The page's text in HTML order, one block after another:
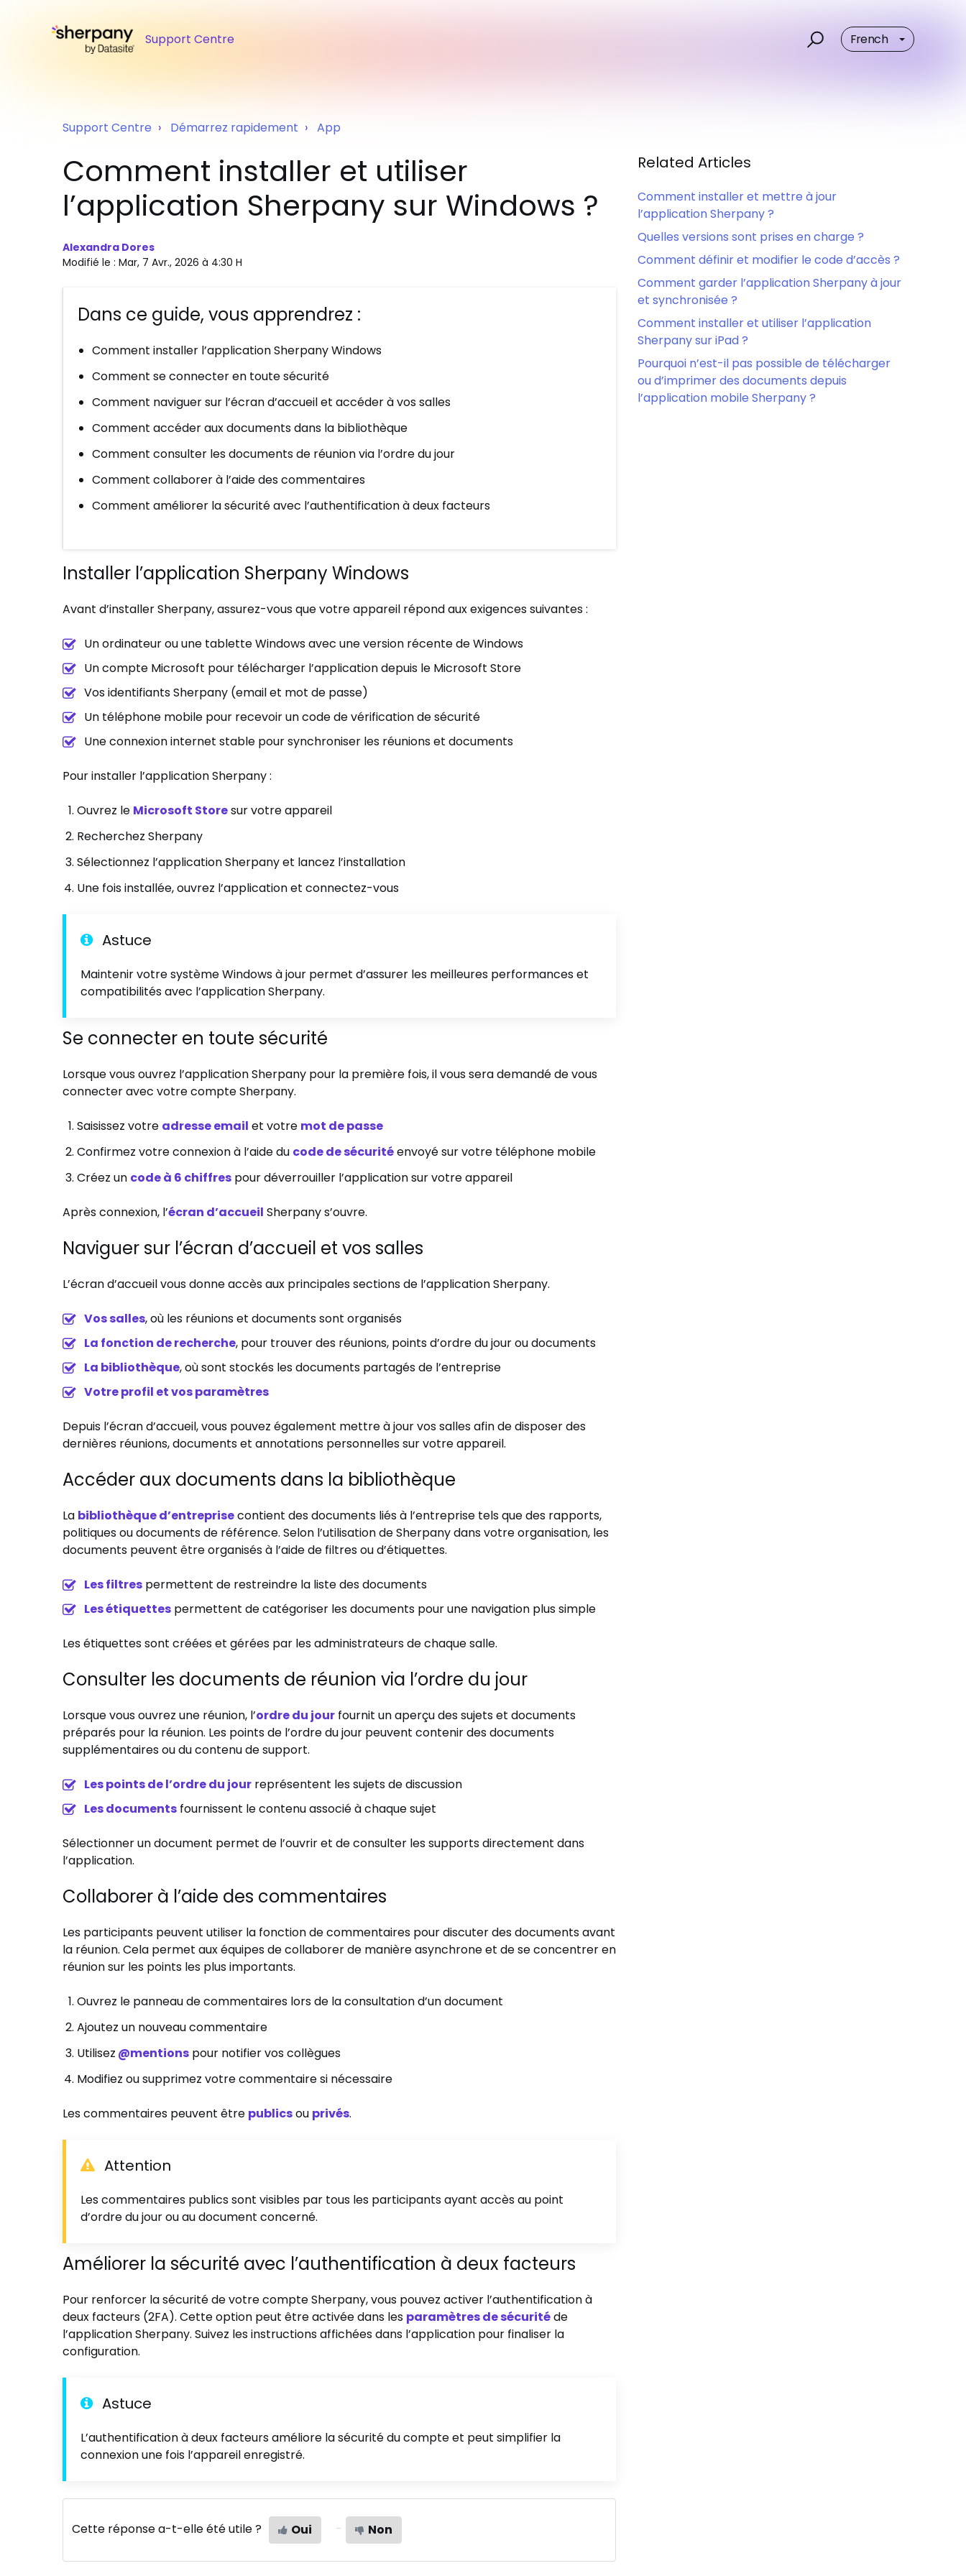
Support Centre French
Support Centre Démarrez rapidement App
Comment installer et utiliser
l’application Sherpany sur Windows ?
Alexandra Dores
Modifié le : Mar, 7 Avr., 2026 à 4:30 H
Dans ce guide, vous apprendrez :
Comment installer l’application Sherpany Windows
Comment se connecter en toute sécurité
Comment naviguer sur l’écran d’accueil et accéder à vos salles
Comment accéder aux documents dans la bibliothèque
Comment consulter les documents de réunion via l’ordre du jour
Comment collaborer à l’aide des commentaires
Comment améliorer la sécurité avec l’authentification à deux facteurs
Installer l’application Sherpany Windows
Avant d’installer Sherpany, assurez-vous que votre appareil répond aux exigences suivantes :
Un ordinateur ou une tablette Windows avec une version récente de Windows
Un compte Microsoft pour télécharger l’application depuis le Microsoft Store
Vos identifiants Sherpany (email et mot de passe)
Un téléphone mobile pour recevoir un code de vérification de sécurité
Une connexion internet stable pour synchroniser les réunions et documents
Pour installer l’application Sherpany :
Ouvrez le Microsoft Storesur votre appareil
Recherchez Sherpany
Sélectionnez l’application Sherpany et lancez l’installation
Une fois installée, ouvrez l’application et connectez-vous
Astuce
Maintenir votre système Windows à jour permet d’assurer les meilleures performances et
compatibilités avec l’application Sherpany.
Se connecter en toute sécurité
Lorsque vous ouvrez l’application Sherpany pour la première fois, il vous sera demandé de vous
connecter avec votre compte Sherpany.
Saisissez votre adresse email et votre mot de passe
Confirmez votre connexion à l’aide du code de sécuritéenvoyé sur votre téléphone mobile
Créez un code à 6 chiffres pour déverrouiller l’application sur votre appareil
Après connexion, l’écran d’accueil Sherpany s’ouvre.
Naviguer sur l’écran d’accueil et vos salles
L’écran d’accueil vous donne accès aux principales sections de l’application Sherpany.
Vos salles, où les réunions et documents sont organisés
La fonction de recherche, pour trouver des réunions, points d’ordre du jour ou documents
La bibliothèque, où sont stockés les documents partagés de l’entreprise
Votre profil et vos paramètres
Depuis l’écran d’accueil, vous pouvez également mettre à jour vos salles afin de disposer des
dernières réunions, documents et annotations personnelles sur votre appareil.
Accéder aux documents dans la bibliothèque
La bibliothèque d’entreprisecontient des documents liés à l’entreprise tels que des rapports,
politiques ou documents de référence. Selon l’utilisation de Sherpany dans votre organisation, les
documents peuvent être organisés à l’aide de filtres ou d’étiquettes.
Les filtres permettent de restreindre la liste des documents
Les étiquettes permettent de catégoriser les documents pour une navigation plus simple
Les étiquettes sont créées et gérées par les administrateurs de chaque salle.
Consulter les documents de réunion via l’ordre du jour
Lorsque vous ouvrez une réunion, l’ordre du jour fournit un aperçu des sujets et documents
préparés pour la réunion. Les points de l’ordre du jour peuvent contenir des documents
supplémentaires ou du contenu de support.
Les points de l’ordre du jour représentent les sujets de discussion
Les documents fournissent le contenu associé à chaque sujet
Sélectionner un document permet de l’ouvrir et de consulter les supports directement dans
l’application.
Collaborer à l’aide des commentaires
Les participants peuvent utiliser la fonction de commentaires pour discuter des documents avant
la réunion. Cela permet aux équipes de collaborer de manière asynchrone et de se concentrer en
réunion sur les points les plus importants.
Ouvrez le panneau de commentaires lors de la consultation d’un document
Ajoutez un nouveau commentaire
Utilisez @mentions pour notifier vos collègues
Modifiez ou supprimez votre commentaire si nécessaire
Les commentaires peuvent être publicsou privés.
Attention
Les commentaires publics sont visibles par tous les participants ayant accès au point
d’ordre du jour ou au document concerné.
Améliorer la sécurité avec l’authentification à deux facteurs
Pour renforcer la sécurité de votre compte Sherpany, vous pouvez activer l’authentification à
deux facteurs (2FA). Cette option peut être activée dans les paramètres de sécuritéde
l’application Sherpany. Suivez les instructions affichées dans l’application pour finaliser la
configuration.
Astuce
L’authentification à deux facteurs améliore la sécurité du compte et peut simplifier la
connexion une fois l’appareil enregistré.
Cette réponse a-t-elle été utile ? Oui Non
Related Articles
Comment installer et mettre à jour
l’application Sherpany ?
Quelles versions sont prises en charge ?
Comment définir et modifier le code d’accès ?
Comment garder l’application Sherpany à jour
et synchronisée ?
Comment installer et utiliser l’application
Sherpany sur iPad ?
Pourquoi n’est-il pas possible de télécharger
ou d’imprimer des documents depuis
l’application mobile Sherpany ?